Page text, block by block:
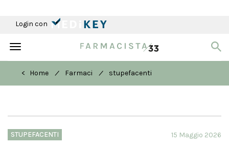
Login con
Toggle
< Home
/ Farmaci / stupefacenti
STUPEFACENTI 15 Maggio 2026